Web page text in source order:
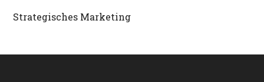
Strategisches Marketing